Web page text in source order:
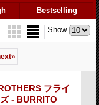
Bestselling
Show
»
フライ
- BURRITO